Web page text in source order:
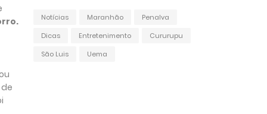
Notícias Maranhão
Penalva
Dicas
Entretenimento
Cururupu
São Luis
Uema